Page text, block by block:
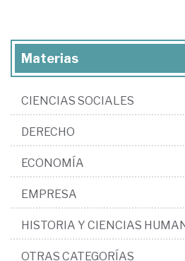
Materias
CIENCIAS SOCIALES
DERECHO
ECONOMÍA
EMPRESA
HISTORIA Y CIENCIAS
OTRAS CATEGORÍAS